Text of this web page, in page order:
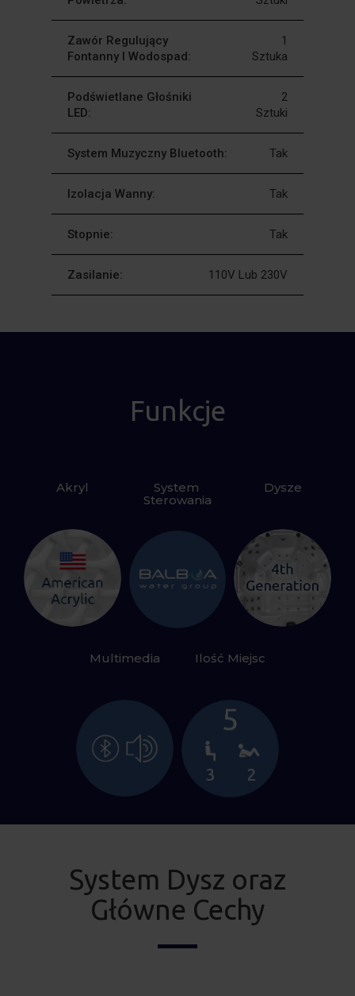
Zawór Regulujący
Fontanny I Wodospad:
1
Sztuka
Podświetlane Głośniki
LED:
2
Sztuki
System Muzyczny Bluetooth: Tak
Izolacja Wanny: Tak
Stopnie: Tak
Zasilanie: 110V Lub 230V
Funkcje
Akryl
System
Sterowania
Dysze
Multimedia Ilość Miejsc
System Dysz oraz
Główne Cechy